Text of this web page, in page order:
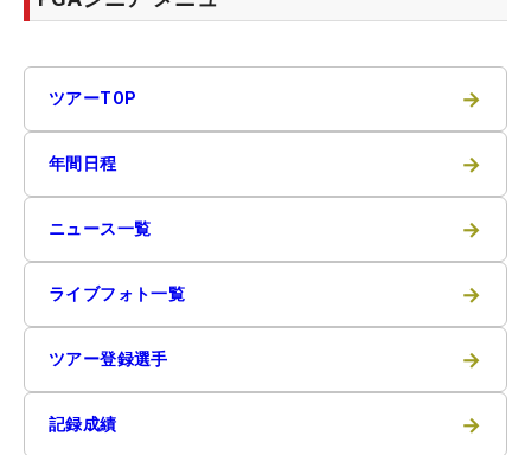
ツアーTOP →
年間日程 →
ニュース一覧 →
ライブフォト一覧 →
ツアー登録選手 →
記録成績 →